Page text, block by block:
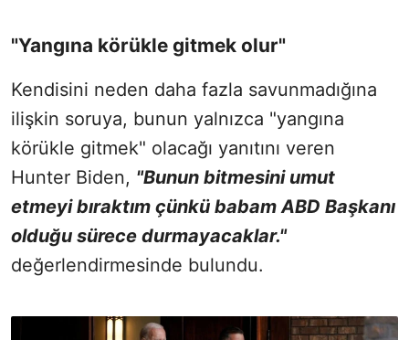
"Yangına körükle gitmek olur"
Kendisini neden daha fazla savunmadığına
ilişkin soruya, bunun yalnızca "yangına
körükle gitmek" olacağı yanıtını veren
Hunter Biden, "Bunun bitmesini umut
etmeyi bıraktım çünkü babam ABD Başkanı
olduğu sürece durmayacaklar."
değerlendirmesinde bulundu.